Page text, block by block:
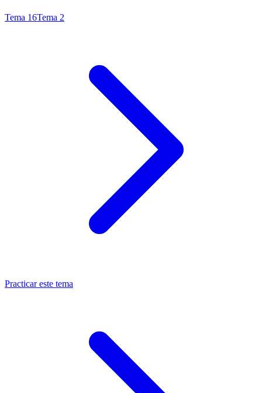
Tema 16Tema 2
Practicar este tema